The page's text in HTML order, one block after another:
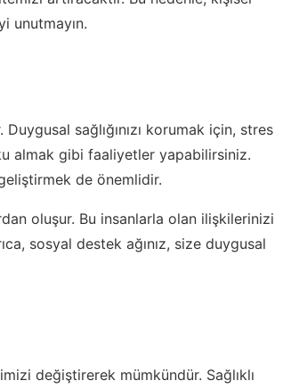
unutmayın.
sağlığınızı korumak için, stres
almak gibi faaliyetler yapabilirsiniz.
geliştirmek de önemlidir.
oluşur. Bu insanlarla olan ilişkilerinizi
sosyal destek ağınız, size duygusal
değiştirerek mümkündür. Sağlıklı